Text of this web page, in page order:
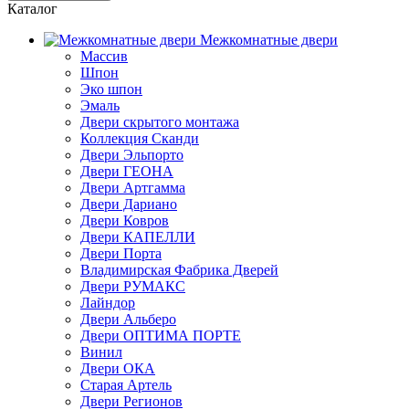
Каталог
Межкомнатные двери
Массив
Шпон
Эко шпон
Эмаль
Двери скрытого монтажа
Коллекция Сканди
Двери Эльпорто
Двери ГЕОНА
Двери Артгамма
Двери Дариано
Двери Ковров
Двери КАПЕЛЛИ
Двери Порта
Владимирская Фабрика Дверей
Двери РУМАКС
Лайндор
Двери Альберо
Двери ОПТИМА ПОРТЕ
Винил
Двери ОКА
Старая Артель
Двери Регионов